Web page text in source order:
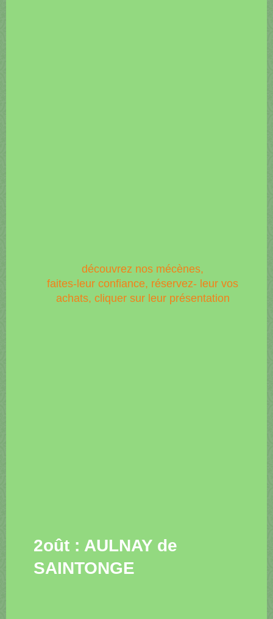
découvrez nos mécènes,
faites-leur confiance, réservez- leur vos
achats, cliquer sur leur présentation
2oût : AULNAY de
SAINTONGE